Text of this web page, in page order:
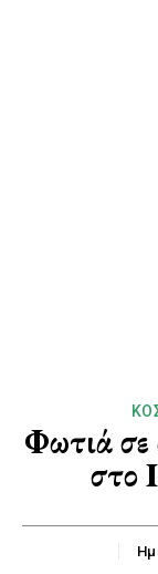
Φωτιά σε
στο